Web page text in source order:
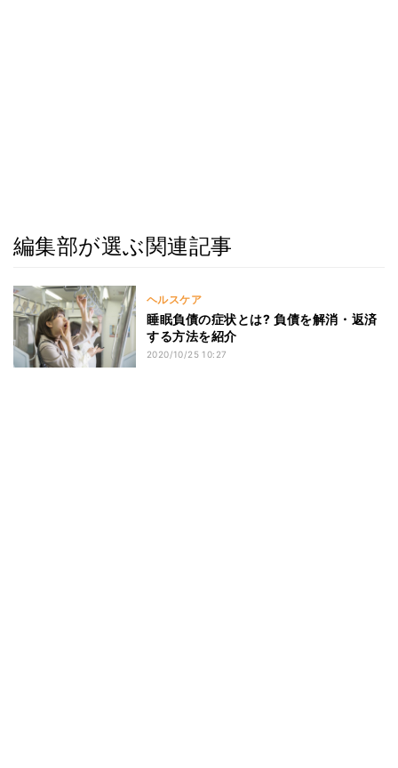
編集部が選ぶ関連記事
ヘルスケア
睡眠負債の症状とは? 負債を解消・返済
する方法を紹介
2020/10/25 10:27